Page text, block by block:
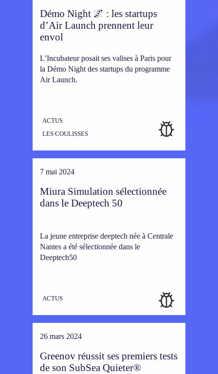
Démo Night 🌌 : les startups
d’Air Launch prennent leur
envol
L’Incubateur posait ses valises à Paris pour
la Démo Night des startups du programme
Air Launch.
ACTUS
LES COULISSES
7 mai 2024
Miura Simulation sélectionnée
dans le Deeptech 50
La jeune entreprise deeptech née à Centrale
Nantes a été sélectionnée dans le
Deeptech50
ACTUS
26 mars 2024
Greenov réussit ses premiers tests
de son SubSea Quieter®